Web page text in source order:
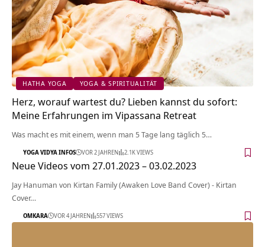
HATHA YOGA YOGA & SPIRITUALITÄT
Herz, worauf wartest du? Lieben kannst du sofort:
Meine Erfahrungen im Vipassana Retreat
Was macht es mit einem, wenn man 5 Tage lang täglich 5…
YOGA VIDYA INFOS VOR 2 JAHREN 2.1K VIEWS
Neue Videos vom 27.01.2023 – 03.02.2023
Jay Hanuman von Kirtan Family (Awaken Love Band Cover) - Kirtan
Cover…
OMKARA VOR 4 JAHREN 557 VIEWS